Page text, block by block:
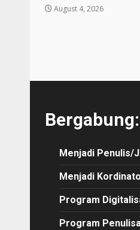
August 4, 2026
Bergabung:
Menjadi Penulis/
Menjadi
Program
Program